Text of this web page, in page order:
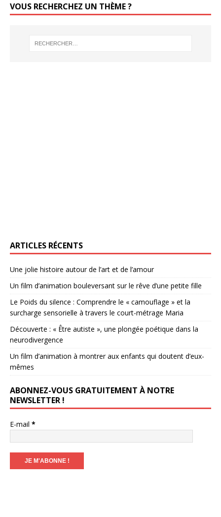
VOUS RECHERCHEZ UN THÈME ?
ARTICLES RÉCENTS
Une jolie histoire autour de l’art et de l’amour
Un film d’animation bouleversant sur le rêve d’une petite fille
Le Poids du silence : Comprendre le « camouflage » et la
surcharge sensorielle à travers le court-métrage Maria
Découverte : « Être autiste », une plongée poétique dans la
neurodivergence
Un film d’animation à montrer aux enfants qui doutent d’eux-
mêmes
ABONNEZ-VOUS GRATUITEMENT À NOTRE
NEWSLETTER !
E-mail *